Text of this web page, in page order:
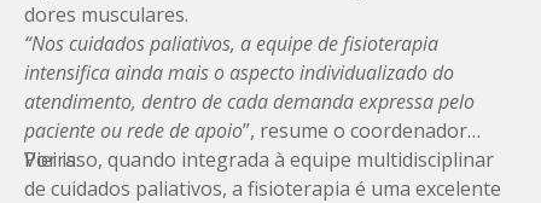
dores musculares.
“Nos cuidados paliativos, a equipe de fisioterapia
intensifica ainda mais o aspecto individualizado do
atendimento, dentro de cada demanda expressa pelo
paciente ou rede de apoio”, resume o coordenador
Vieira.
Por isso, quando integrada à equipe multidisciplinar
de cuidados paliativos, a fisioterapia é uma excelente